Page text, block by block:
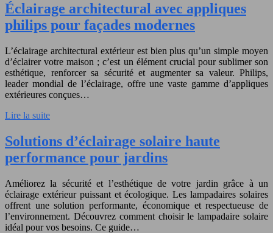
Éclairage architectural avec appliques
philips pour façades modernes
L’éclairage architectural extérieur est bien plus qu’un simple moyen
d’éclairer votre maison ; c’est un élément crucial pour sublimer son
esthétique, renforcer sa sécurité et augmenter sa valeur. Philips,
leader mondial de l’éclairage, offre une vaste gamme d’appliques
extérieures conçues…
Lire la suite
Solutions d’éclairage solaire haute
performance pour jardins
Améliorez la sécurité et l’esthétique de votre jardin grâce à un
éclairage extérieur puissant et écologique. Les lampadaires solaires
offrent une solution performante, économique et respectueuse de
l’environnement. Découvrez comment choisir le lampadaire solaire
idéal pour vos besoins. Ce guide…